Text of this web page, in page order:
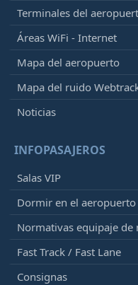
Terminales del
Áreas WiFi - Internet
Mapa del aeropuerto
Mapa del ruido
Noticias
INFOPASAJEROS
Salas VIP
Dormir en el aeropuerto
Normativas equipaje de
Fast Track / Fast Lane
Consignas